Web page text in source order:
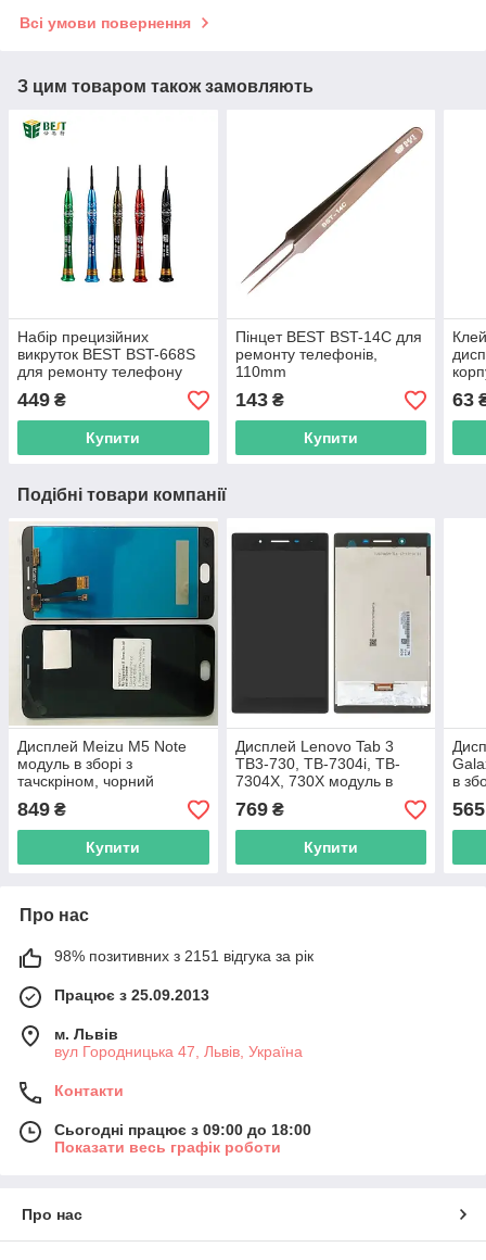
Всі умови повернення
З цим товаром також замовляють
Набір прецизійних
викруток BEST BST-668S
для ремонту телефону
449 ₴
Купити
Пінцет BEST BST-14C для
ремонту телефонів,
110mm
143₴
Купити
63
Подібні товари компанії
Дисплей Meizu M5 Note
модуль в зборі з
тачскріном, чорний
849 ₴
Купити
Дисплей Lenovo Tab 3
TB3-730, TB-7304i, TB-
7304X, 730X модуль в
зборі з тачскріном, чорний
769₴
Купити
в
565
Про нас
98% позитивних з 2151 відгука за рік
Працює з 25.09.2013
м. Львів
вул Городницька 47, Львів, Україна
Контакти
Сьогодні працює з 09:00 до 18:00
Показати весь графік роботи
Про нас